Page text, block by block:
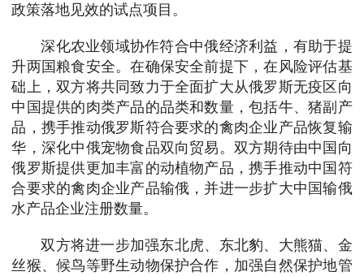
政策落地见效的试点项目。
深化农业领域协作符合中俄经济利益，有助于提
升两国粮食安全。在确保安全前提下，在风险评估基
础上，双方将共同致力于全面扩大从俄罗斯无疫区向
中国提供的肉类产品的品类和数量，包括牛、猪副产
品，携手推动俄罗斯符合要求的禽肉企业产品恢复输
华，深化中俄宠物食品双向贸易。双方期待由中国向
俄罗斯提供更加丰富的动植物产品，携手推动中国符
合要求的禽肉企业产品输俄，并进一步扩大中国输俄
水产品企业注册数量。
双方将进一步加强东北虎、东北豹、大熊猫、金
丝猴、候鸟等野生动物保护合作，加强自然保护地管